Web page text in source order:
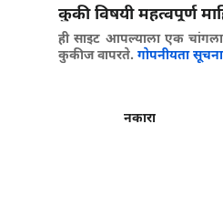
कुकी विषयी महत्वपूर्ण
ही साइट आपल्याला एक
कुकीज वापरते. गोपनीयता सूचना
नकारा